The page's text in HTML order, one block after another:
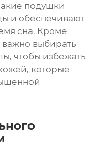
подушки
и обеспечивают
сна. Кроме
выбирать
чтобы избежать
которые